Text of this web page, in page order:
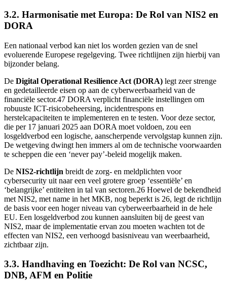
3.2. Harmonisatie met Europa: De Rol van NIS2 en
DORA
Een nationaal verbod kan niet los worden gezien van de snel
evoluerende Europese regelgeving. Twee richtlijnen zijn hierbij van
bijzonder belang.
De Digital Operational Resilience Act (DORA) legt zeer strenge
en gedetailleerde eisen op aan de cyberweerbaarheid van de
financiële sector.47 DORA verplicht financiële instellingen om
robuuste ICT-risicobeheersing, incidentrespons en
herstelcapaciteiten te implementeren en te testen. Voor deze sector,
die per 17 januari 2025 aan DORA moet voldoen, zou een
losgeldverbod een logische, aanscherpende vervolgstap kunnen zijn.
De wetgeving dwingt hen immers al om de technische voorwaarden
te scheppen die een ‘never pay’-beleid mogelijk maken.
De NIS2-richtlijn breidt de zorg- en meldplichten voor
cybersecurity uit naar een veel grotere groep ‘essentiële’ en
‘belangrijke’ entiteiten in tal van sectoren.26 Hoewel de bekendheid
met NIS2, met name in het MKB, nog beperkt is 26, legt de richtlijn
de basis voor een hoger niveau van cyberweerbaarheid in de hele
EU. Een losgeldverbod zou kunnen aansluiten bij de geest van
NIS2, maar de implementatie ervan zou moeten wachten tot de
effecten van NIS2, een verhoogd basisniveau van weerbaarheid,
zichtbaar zijn.
3.3. Handhaving en Toezicht: De Rol van NCSC,
DNB, AFM en Politie